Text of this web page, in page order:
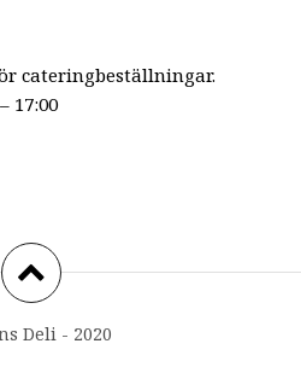
cateringbeställningar.
17:00
Deli - 2020